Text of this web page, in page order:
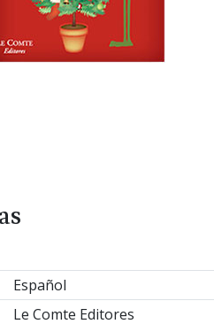
Español
Le Comte Editores